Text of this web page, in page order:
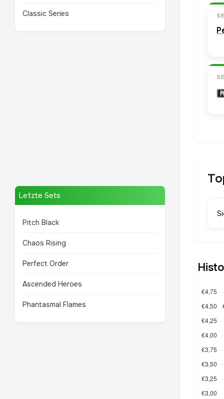
Classic Series
Letzte Sets
Pitch Black
Chaos Rising
Perfect Order
Ascended Heroes
Phantasmal Flames